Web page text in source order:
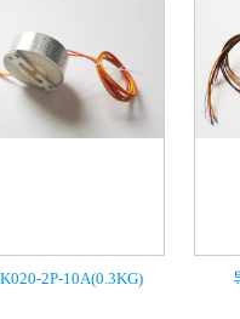
2P-10A(0.3KG)